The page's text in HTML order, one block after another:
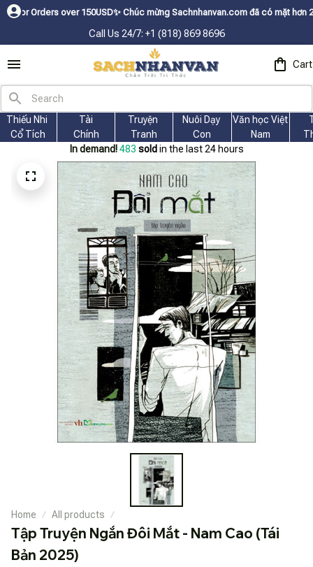
over 150USDㅤ✨Chúc mừng Sachnhanvan.com đã có mặt hơn 200 quốc
Call Us 24/7: +1 (818) 869 8696
Cart
Thiếu Nhi
Cổ Tích
Tài
Chính
Truyện
Tranh
Nuôi Dạy
Con
Văn học Việt
Nam
In demand! 487 sold in the last 24 hours
Home All products
Tập Truyện Ngắn Đôi Mắt - Nam Cao (Tái
Bản 2025)